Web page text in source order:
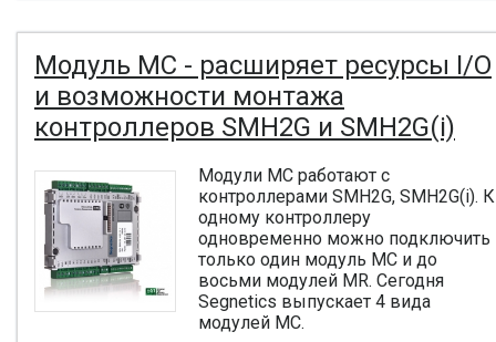
Модуль MC - расширяет ресурсы I/O
и возможности монтажа
контроллеров SMH2G и SMH2G(i)
Модули MC работают с
контроллерами SMH2G, SMH2G(i). К
одному контроллеру
одновременно можно подключить
только один модуль MC и до
восьми модулей MR. Сегодня
Segnetics выпускает 4 вида
модулей MC.